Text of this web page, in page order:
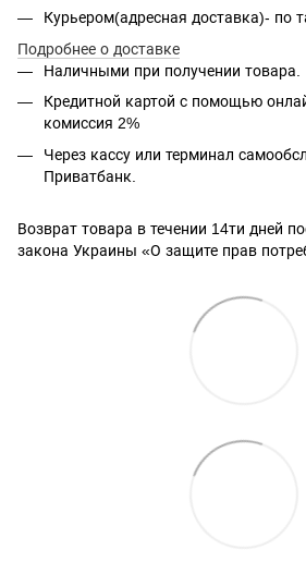
Курьером(адресная доставка)- по
Подробнее о доставке
Наличными при получении товара.
Кредитной картой с помощью
комиссия 2%
Через кассу или терминал
Приватбанк.
Возврат товара в течении 14ти дней
закона Украины «О защите прав